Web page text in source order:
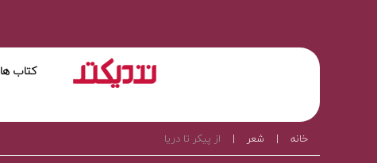
کتاب ها
خانه | شعر | از پیکر تا دریا